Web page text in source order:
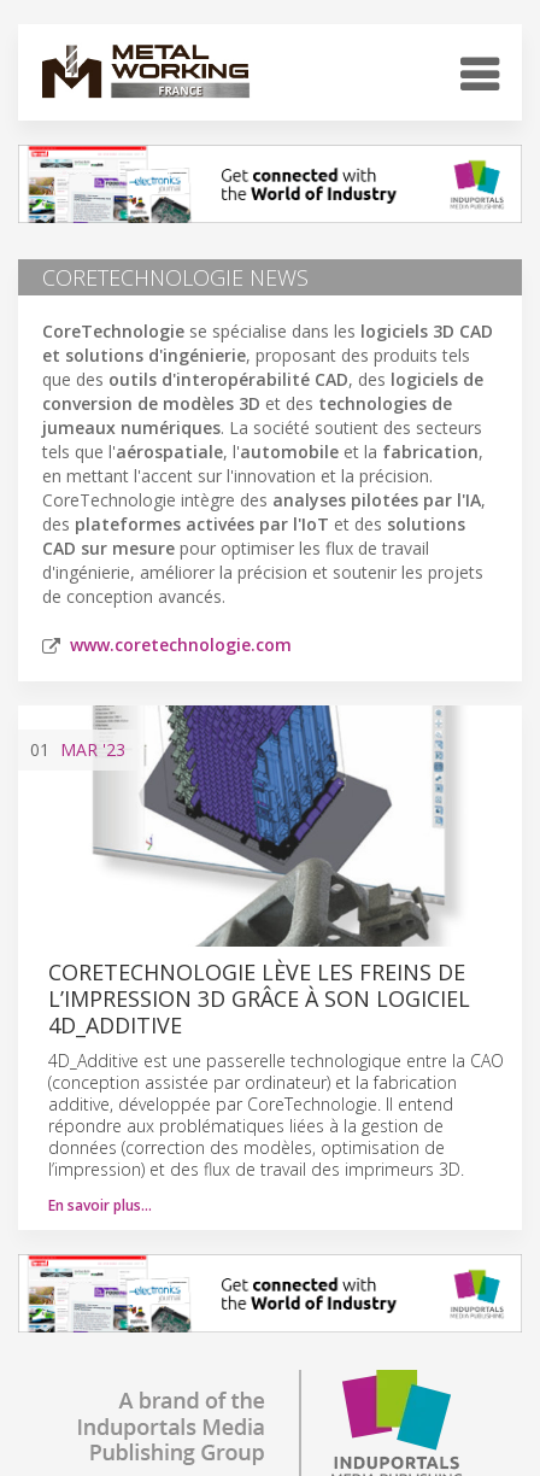
CORETECHNOLOGIE NEWS
CoreTechnologie se spécialise dans les logiciels 3D CAD
et solutions d'ingénierie, proposant des produits tels
que des outils d'interopérabilité CAD, des logiciels de
conversion de modèles 3D et des technologies de
jumeaux numériques. La société soutient des secteurs
tels que l'aérospatiale, l'automobile et la fabrication,
en mettant l'accent sur l'innovation et la précision.
CoreTechnologie intègre des analyses pilotées par l'IA,
des plateformes activées par l'IoT et des solutions
CAD sur mesure pour optimiser les flux de travail
d'ingénierie, améliorer la précision et soutenir les projets
de conception avancés.
www.coretechnologie.com
01 MAR '23
CORETECHNOLOGIE LÈVE LES FREINS DE
L’IMPRESSION 3D GRÂCE À SON LOGICIEL
4D_ADDITIVE
4D_Additive est une passerelle technologique entre la CAO
(conception assistée par ordinateur) et la fabrication
additive, développée par CoreTechnologie. Il entend
répondre aux problématiques liées à la gestion de
données (correction des modèles, optimisation de
l’impression) et des flux de travail des imprimeurs 3D.
En savoir plus…